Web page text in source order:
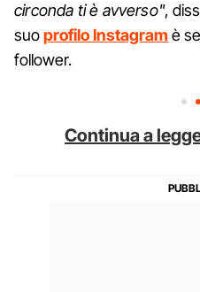
circonda ti è avverso",
suoprofilo Instagram è
follower.
Continua a